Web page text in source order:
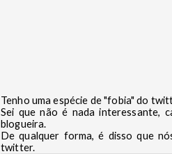
Tenho uma espécie de "fobia" do
Sei que não é nada interessante,
blogueira.
De qualquer forma, é disso que
twitter.